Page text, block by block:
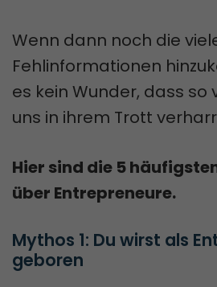
Wenn dann noch die
Fehlinformationen
es kein Wunder, dass so
uns in ihrem Trott
Hier sind die 5
über Entrepreneure.
Mythos 1: Du wirst als
geboren